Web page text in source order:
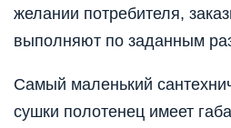
желании потребителя,
выполняют по заданным
Самый маленький
сушки полотенец имеет